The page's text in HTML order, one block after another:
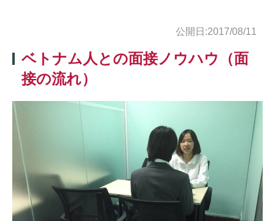
公開日:2017/08/11
ベトナム人との面接ノウハウ（面
接の流れ）